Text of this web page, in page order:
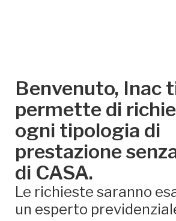
Benvenuto, Inac
permette di
ogni tipologia di
prestazione
di CASA.
Le richieste saranno
un esperto